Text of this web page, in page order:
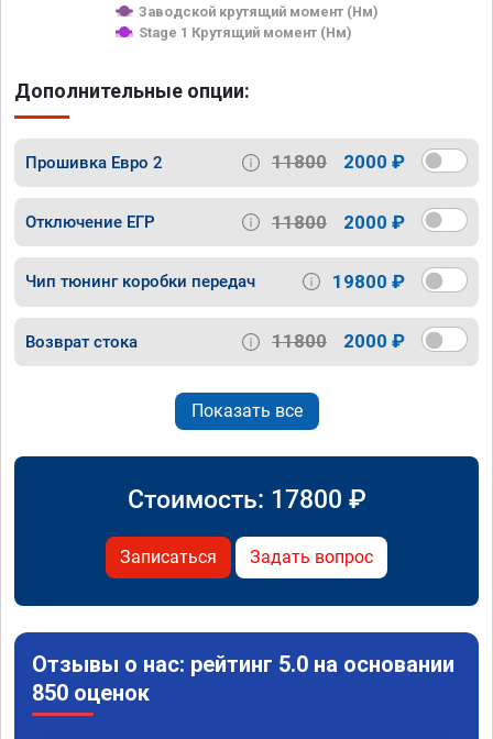
Заводской крутящий момент (Нм)
Stage 1 Крутящий момент (Нм)
Дополнительные опции:
Прошивка Евро 2 11800 2000 ₽
Отключение ЕГР 11800 2000 ₽
Чип тюнинг коробки передач 19800 ₽
Возврат стока 11800 2000 ₽
Показать все
Стоимость: 17800 ₽
Записаться Задать вопрос
Отзывы о нас: рейтинг 5.0 на основании
850 оценок